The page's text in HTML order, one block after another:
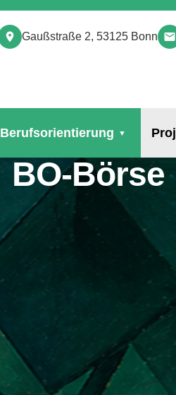
Gaußstraße 2, 53125 Bonn
Berufsorientierung
BO-Börse